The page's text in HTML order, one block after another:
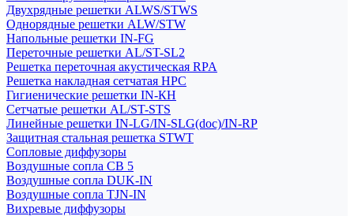
Двухрядные решетки ALWS/STWS
Однорядные решетки ALW/STW
Напольные решетки IN-FG
Переточные решетки AL/ST-SL2
Решетка переточная акустическая RPA
Решетка накладная сетчатая НРС
Гигиенические решетки IN-КН
Сетчатые решетки AL/ST-STS
Линейные решетки IN-LG/IN-SLG(doc)/IN-RP
Защитная стальная решетка STWT
Сопловые диффузоры
Воздушные сопла СВ 5
Воздушные сопла DUK-IN
Воздушные сопла TJN-IN
Вихревые диффузоры